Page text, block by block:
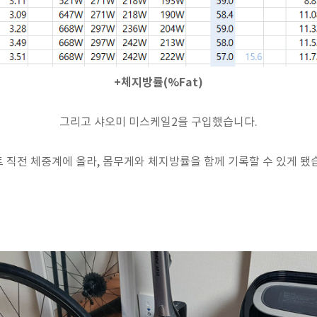
+체지방률(%Fat)
그리고 샤오미 미스케일2을 구입했습니다.
직전 체중계에 올라, 몸무게와 체지방률을 함께 기록할 수 있게 됐